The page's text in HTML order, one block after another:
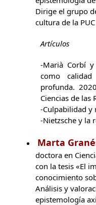
Dirige el grupo
cultura de la
Artículos
-Marià Corbí
como
profunda.
Ciencias de las
-Culpabilidad y
-Nietzsche y la
Marta
doctora en
con la tesis «El
conocimiento
Análisis y
epistemología